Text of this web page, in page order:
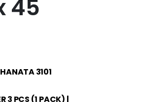
45
3101
3 PCS (1 PACK) |